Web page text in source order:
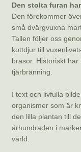
Den stolta furan
Den förekommer
små dvärgvuxna
Tallen följer oss
kottdjur till
brasor. Historiskt
tjärbränning.
I text och livfulla
organismer som är
den lilla plantan till
århundraden i
värld.